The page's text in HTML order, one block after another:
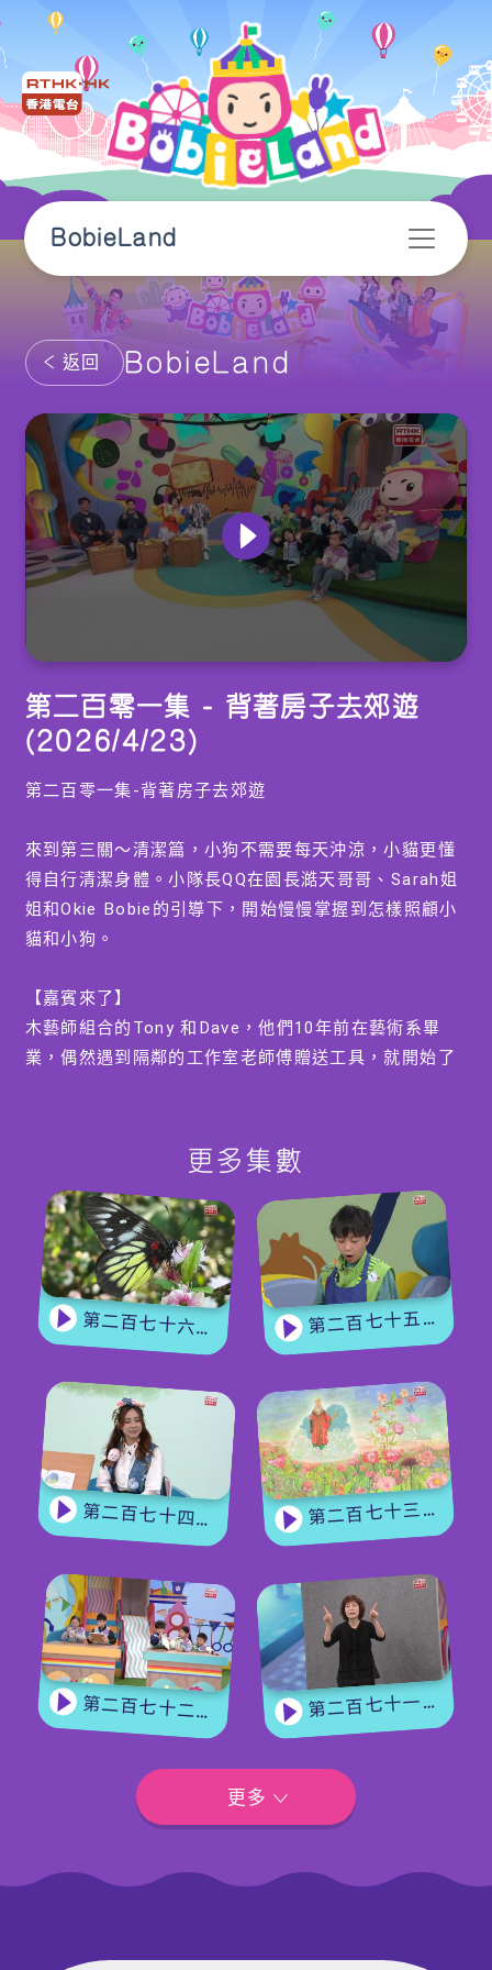
BobieLand
返回 BobieLand
of
0
seconds
第二百零一集 - 背著房子去郊遊
(2026/4/23)
第二百零一集-背著房子去郊遊
來到第三關～清潔篇，小狗不需要每天沖涼，小貓更懂
得自行清潔身體。小隊長QQ在園長澔天哥哥、Sarah姐
姐和Okie Bobie的引導下，開始慢慢掌握到怎樣照顧小
貓和小狗。
【嘉賓來了】
木藝師組合的Tony 和Dave，他們10年前在藝術系畢
業，偶然遇到隔鄰的工作室老師傅贈送工具，就開始了
木製陀螺、木製投射器、木製飛機發射器、木製電動車
等等，讓現場小朋友比試一番，樂趣無窮。
編導:黃雅茵
更多集數
第二百七十六集 - 【嘉賓來了】 蝴蝶專家 第二百七十五集 - 【手作Easy Job】 盆栽磨菇 【Yummy Time】仲夏蝴蝶粉
第二百七十四集 - 《花神的獎勵》下集 第二百七十三集 - 《花神的獎勵》上集
第二百七十二集 - 【玩轉星期五】眼力大挑戰 第二百七十一集 - 【嘉賓來了】用手語唱歌
更多